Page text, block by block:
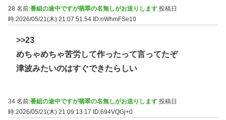
28 名前:番組の途中ですが翡翠の名無しがお送りします 投稿日
時:2026/05/21(木) 21:07:51.54 ID:nWhmFSe10
>>23
めちゃめちゃ苦労して作ったって言ってたぞ
津波みたいのはすぐできたらしい
34 名前:番組の途中ですが翡翠の名無しがお送りします 投稿日
時:2026/05/21(木) 21:09:13.17
ID:694VQGj+0